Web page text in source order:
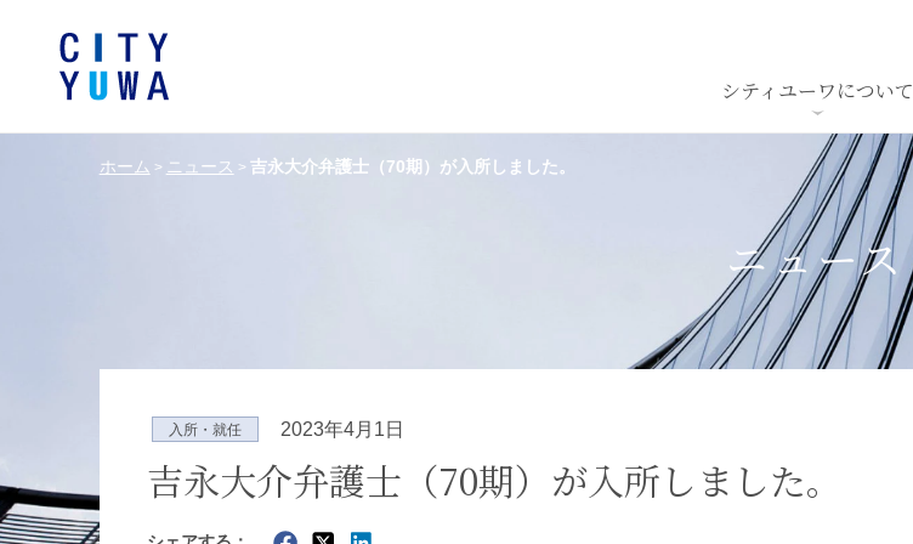
シティユーワについて
沿革
M&A
労働法
環境法
エネルギー・資源 ライフサイエンス・製薬
セミナー/講演等
法律用語集
スタッフ採用
ホーム > ニュース > 吉永大介弁護士（70期）が入所しました。
ニュース
入所・就任 2023年4月1日
吉永大介弁護士（70期）が入所しました。